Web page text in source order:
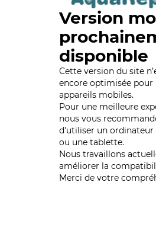
Version
disponible
Cette version du site
encore optimisée pour
appareils mobiles.
Pour une meilleure
nous vous
d'utiliser un ordinateur
ou une tablette.
Nous travaillons
améliorer la
Merci de votre